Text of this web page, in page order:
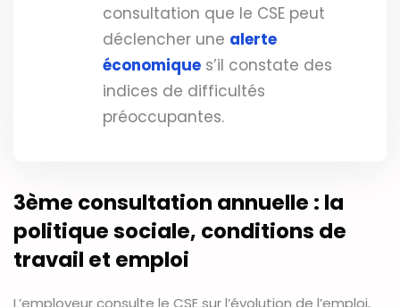
consultation que le CSE peut
déclencher une alerte
économique s’il constate des
indices de difficultés
préoccupantes.
3ème consultation annuelle : la
politique sociale, conditions de
travail et emploi
L’employeur consulte le CSE sur l’évolution de l’emploi,